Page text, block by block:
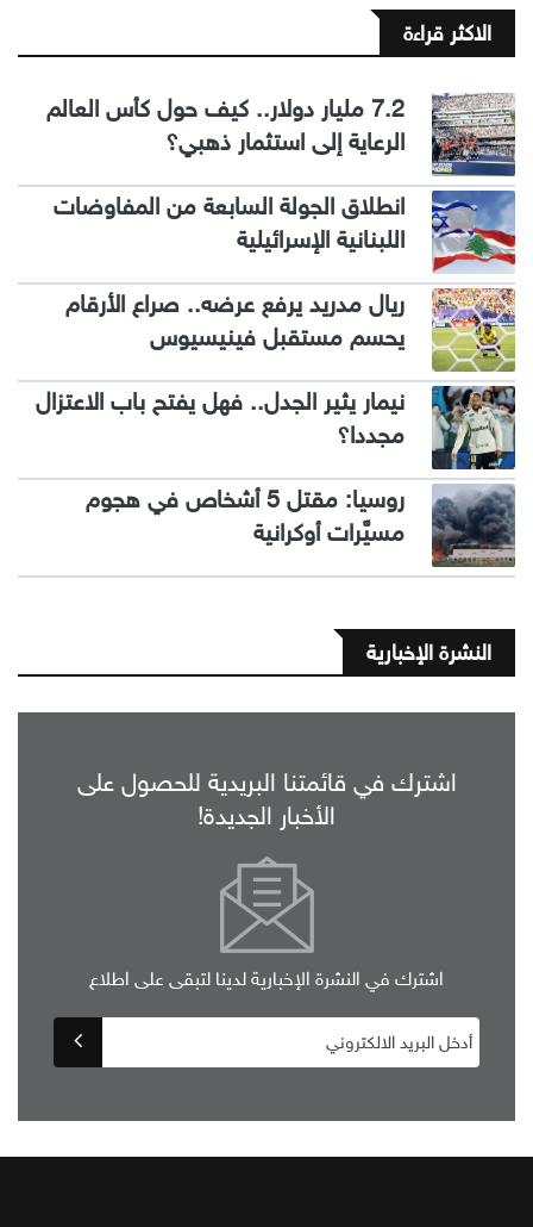
الاكثر قراءة
7.2 مليار دولار.. كيف حول كأس العالم
الرعاية إلى استثمار ذهبي؟
انطلاق الجولة السابعة من المفاوضات
اللبنانية الإسرائيلية
ريال مدريد يرفع عرضه.. صراع الأرقام
يحسم مستقبل فينيسيوس
نيمار يثير الجدل.. فهل يفتح باب الاعتزال
مجددا؟
روسيا: مقتل 5 أشخاص في هجوم
مسيَّرات أوكرانية
النشرة الإخبارية
اشترك في قائمتنا البريدية للحصول على
الأخبار الجديدة!
اشترك في النشرة الإخبارية لدينا لتبقى على اطلاع